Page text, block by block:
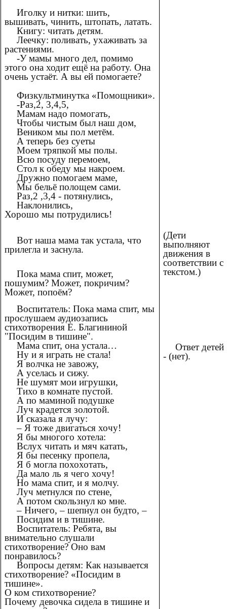
Иголку и нитки: шить,
вышивать, чинить, штопать, латать.
Книгу: читать детям.
Леечку: поливать, ухаживать за
растениями.
-У мамы много дел, помимо
этого она ходит ещё на работу. Она
очень устаёт. А вы ей помогаете?
Физкультминутка «Помощники».
-Раз,2, 3,4,5,
Мамам надо помогать,
Чтобы чистым был наш дом,
Веником мы пол метём.
А теперь без суеты
Моем тряпкой мы полы.
Всю посуду перемоем,
Стол к обеду мы накроем.
Дружно помогаем маме,
Мы бельё полощем сами.
Раз,2 ,3,4 - потянулись,
Наклонились,
Хорошо мы потрудились!
Вот наша мама так устала, что
прилегла и заснула.
Пока мама спит, может,
пошумим? Может, покричим?
Может, попоём?
Воспитатель: Пока мама спит, мы
прослушаем аудиозапись
стихотворения Е. Благининой
"Посидим в тишине".
Мама спит, она устала…
Ну и я играть не стала!
Я волчка не завожу,
А уселась и сижу.
Не шумят мои игрушки,
Тихо в комнате пустой.
А по маминой подушке
Луч крадется золотой.
И сказала я лучу:
– Я тоже двигаться хочу!
Я бы многого хотела:
Вслух читать и мяч катать,
Я бы песенку пропела,
Я б могла похохотать,
Да мало ль я чего хочу!
Но мама спит, и я молчу.
Луч метнулся по стене,
А потом скользнул ко мне.
– Ничего, – шепнул он будто, –
Посидим и в тишине.
Воспитатель: Ребята, вы
внимательно слушали
стихотворение? Оно вам
понравилось?
Вопросы детям: Как называется
стихотворение? «Посидим в
тишине».
О ком стихотворение?
Почему девочка сидела в тишине и
(Дети
выполняют
движения в
соответствии с
текстом.)
Ответ детей
- (нет).